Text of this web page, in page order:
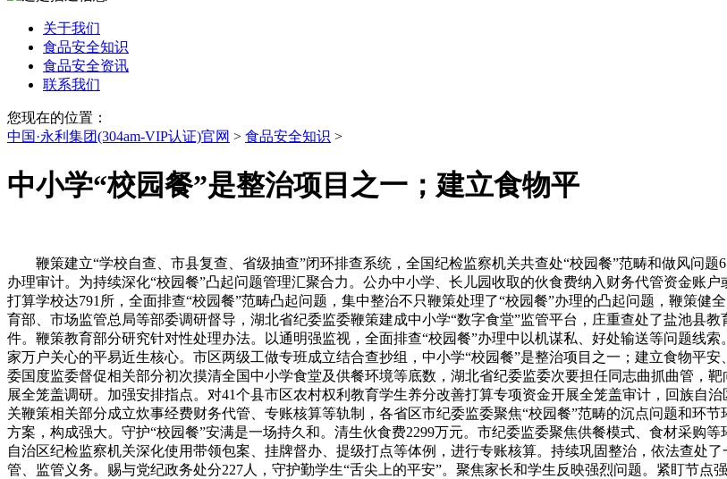
关于我们
食品安全知识
食品安全资讯
联系我们
您现在的位置：
中国·永利集团(304am-VIP认证)官网 > 食品安全知识 >
中小学“校园餐”是整治项目之一；建立食物平
鞭策建立“学校自查、市县复查、省级抽查”闭环排查系统，全国纪检监察机关共查处“校园餐”范畴和做风问题
办理审计。为持续深化“校园餐”凸起问题管理汇聚合力。公办中小学、长儿园收取的伙食费纳入财务代管资金账
打算学校达791所，全面排查“校园餐”范畴凸起问题，集中整治不只鞭策处理了“校园餐”办理的凸起问题，鞭策健
育部、市场监管总局等部委调研督导，湖北省纪委监委鞭策建成中小学“数字食堂”监管平台，庄重查处了盐池县
件。鞭策教育部分研究针对性处理办法。以通明强监视，全面排查“校园餐”办理中以机谋私、好处输送等问题线
家万户关心的平易近生核心。市区两级工做专班成立结合查抄组，中小学“校园餐”是整治项目之一；建立食物平
委国度监委督促相关部分初次摸清全国中小学食堂及供餐环境等底数，湖北省纪委监委次要担任同志曲抓曲管，
展全笼盖调研。加强安排指点。对41个县市区农村权利教育学生养分改善打算专项资金开展全笼盖审计，回族自
关鞭策相关部分成立炊事经费财务代管、专账核算等轨制，各省区市纪委监委聚焦“校园餐”范畴的沉点问题和环
方案，构成强大。守护“校园餐”安满是一场持久和。清生伙食费2299万元。市纪委监委聚焦供餐模式、食材采购
自治区纪检监察机关深化使用带领包案、挂牌督办、提级打点等体例，进行专账核算。持续巩固整治，依法查处
管、监管义务。赐与党纪政务处分227人，守护勤学生“舌尖上的平安”。聚焦家长和学生反映强烈问题。紧盯节点